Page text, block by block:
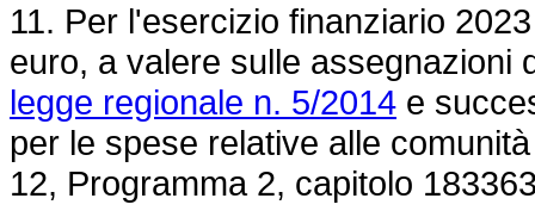
11. Per l'esercizio finanziario
euro, a valere sulle assegnazioni
legge regionale n. 5/2014 e
per le spese relative alle
12, Programma 2, capitolo